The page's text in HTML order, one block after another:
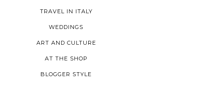
TRAVEL IN ITALY
WEDDINGS
ART AND CULTURE
AT THE SHOP
BLOGGER STYLE